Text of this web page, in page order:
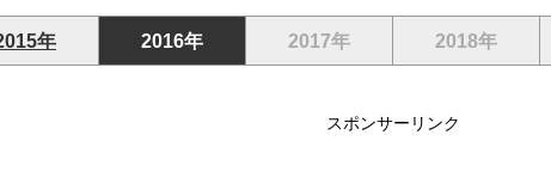
年 2016年 2017年 2018年
スポンサーリンク